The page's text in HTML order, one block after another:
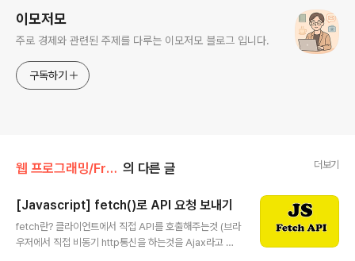
이모저모
주로 경제와 관련된 주제를 다루는 이모저모 블로그 입니다.
구독하기
웹 프로그래밍/FrontEnd 의 다른 글 더보기
[Javascript] fetch()로 API 요청 보내기
fetch란? 클라이언트에서 직접 API를 호출해주는것 (브라
우저에서 직접 비동기 http통신을 하는것을 Ajax라고 불